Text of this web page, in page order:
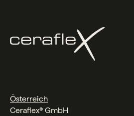
Österreich
Ceraflex® GmbH